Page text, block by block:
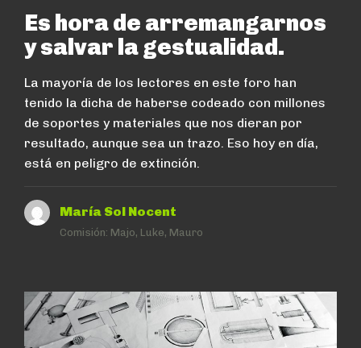
Es hora de arremangarnos
y salvar la gestualidad.
La mayoría de los lectores en este foro han
tenido la dicha de haberse codeado con millones
de soportes y materiales que nos dieran por
resultado, aunque sea un trazo. Eso hoy en día,
está en peligro de extinción.
María Sol Nocent
Comisión: Majo, Luke, Mauro